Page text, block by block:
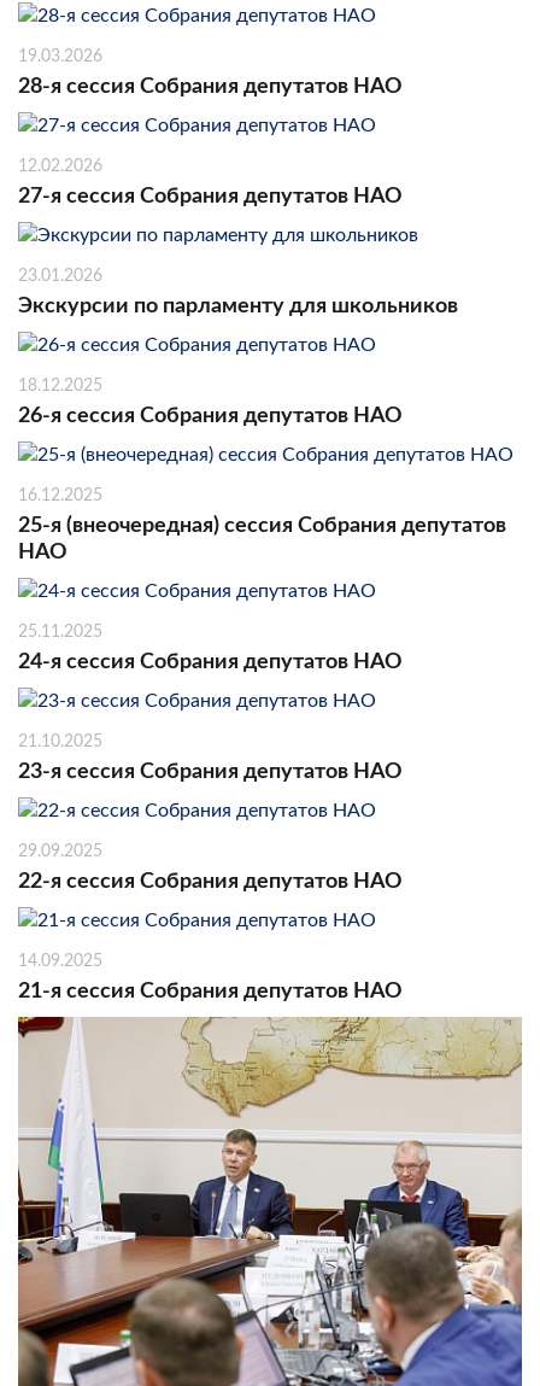
19.03.2026
28-я сессия Собрания депутатов НАО
12.02.2026
27-я сессия Собрания депутатов НАО
23.01.2026
Экскурсии по парламенту для школьников
18.12.2025
26-я сессия Собрания депутатов НАО
16.12.2025
25-я (внеочередная) сессия Собрания депутатов
НАО
25.11.2025
24-я сессия Собрания депутатов НАО
21.10.2025
23-я сессия Собрания депутатов НАО
29.09.2025
22-я сессия Собрания депутатов НАО
14.09.2025
21-я сессия Собрания депутатов НАО